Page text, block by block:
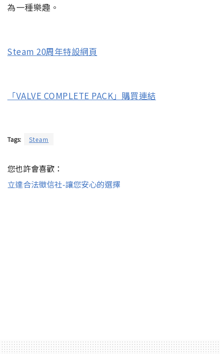
為一種樂趣。
Steam 20周年特設網頁
「VALVE COMPLETE PACK」購買連結
Tags: Steam
您也許會喜歡：
立達合法徵信社-讓您安心的選擇